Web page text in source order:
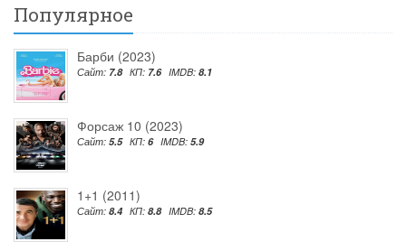
Популярное
Барби (2023)
Сайт: 7.8 КП: 7.6 IMDB: 8.1
Форсаж 10 (2023)
Сайт: 5.5 КП: 6 IMDB: 5.9
1+1 (2011)
Сайт: 8.4 КП: 8.8 IMDB: 8.5